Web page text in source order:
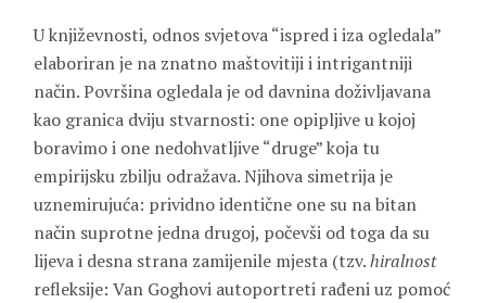
U književnosti, odnos svjetova “ispred i iza ogledala”
elaboriran je na znatno maštovitiji i intrigantniji
način. Površina ogledala je od davnina doživljavana
kao granica dviju stvarnosti: one opipljive u kojoj
boravimo i one nedohvatljive “druge” koja tu
empirijsku zbilju odražava. Njihova simetrija je
uznemirujuća: prividno identične one su na bitan
način suprotne jedna drugoj, počevši od toga da su
lijeva i desna strana zamijenile mjesta (tzv.hiralnost
refleksije: Van Goghovi autoportreti rađeni uz pomoć